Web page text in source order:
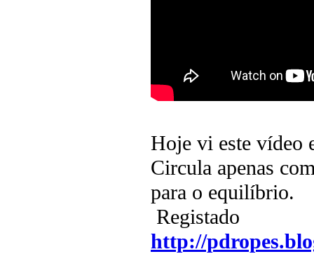
Hoje vi este vídeo
Circula apenas
para o equilíbrio.
Registado
http://